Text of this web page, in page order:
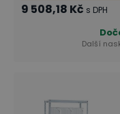
9 508,18 Kč s DPH
Další